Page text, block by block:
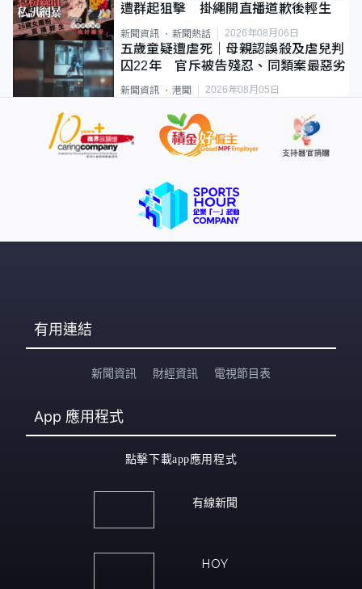
遭群起狙擊 掛繩開直播道歉後輕生
新聞資訊 新聞熱話 2026年08月06日
五歲童疑遭虐死｜母親認誤殺及虐兒判
囚22年 官斥被告殘忍、同類案最惡劣
新聞資訊 港聞 2026年08月05日
有用連結
新聞資訊 財經資訊 電視節目表
App 應用程式
點擊下載app應用程式
有線新聞
HOY